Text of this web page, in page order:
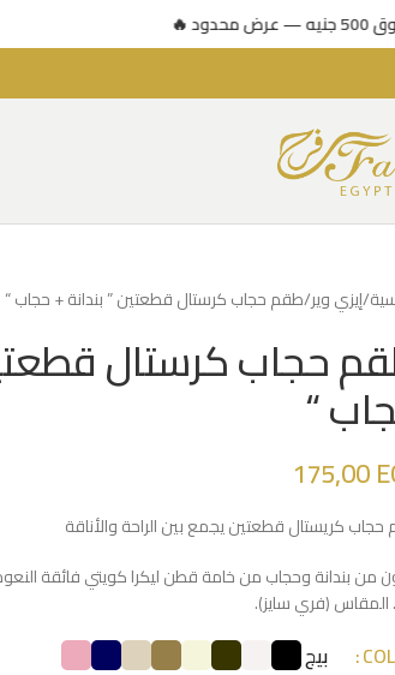
محدود 🔥
إيزي وير طقم حجاب كرستال قطعتين ” بندانة + حجاب “
حجاب كرستال
“
175,00
كريستال قطعتين يجمع بين الراحة والأناقة
من بندانة وحجاب من خامة قطن ليكرا كويتي فائقة
المقاس (فري سايز).
بيج